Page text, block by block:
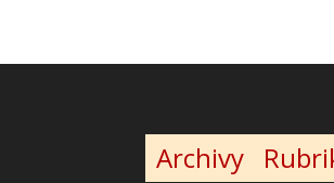
Archivy